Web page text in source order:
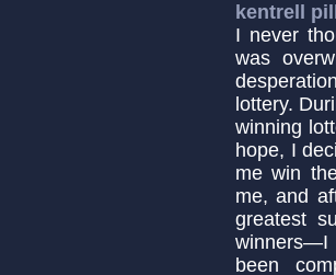
kentrell
I never
was
lottery.
winning
hope, I
me win
me, and
greatest
winners—I
been